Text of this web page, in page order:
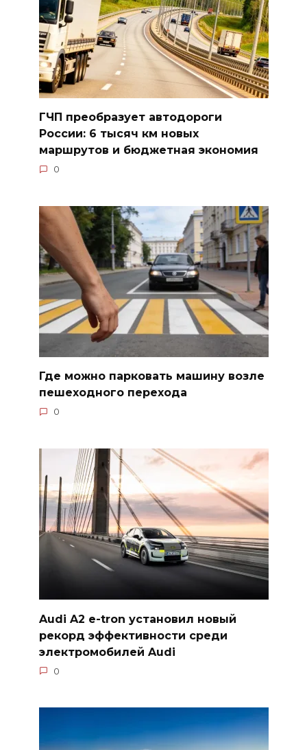
ГЧП преобразует автодороги
России: 6 тысяч км новых
маршрутов и бюджетная экономия
0
Где можно парковать машину возле
пешеходного перехода
0
Audi A2 e-tron установил новый
рекорд эффективности среди
электромобилей Audi
0